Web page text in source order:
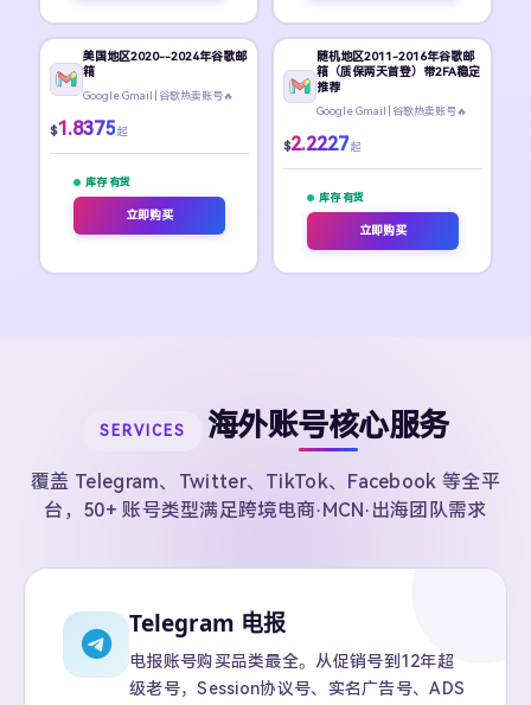
美国地区2020--2024年谷歌邮
箱
Google Gmail | 谷歌热卖账号🔥
$1.8375 起
库存 有货
立即购买
随机地区2011-2016年谷歌邮
箱（质保两天首登）带2FA稳定
推荐
Google Gmail | 谷歌热卖账号🔥
$2.2227 起
库存 有货
立即购买
SERVICES 海外账号核心服务
覆盖 Telegram、Twitter、TikTok、Facebook 等全平
台，50+ 账号类型满足跨境电商·MCN·出海团队需求
Telegram 电报
电报账号购买品类最全。从促销号到12年超
级老号，Session协议号、实名广告号、ADS